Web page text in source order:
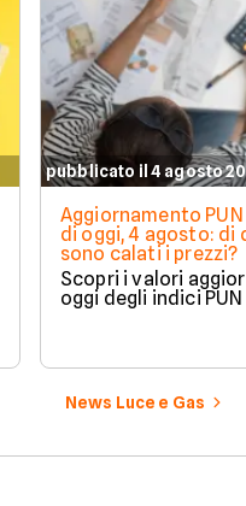
pubblicato il 4 agosto
Aggiornamento PUN
di oggi, 4 agosto: di
sono calati i prezzi?
Scopri i valori
oggi degli indici PUN
News Luce e Gas